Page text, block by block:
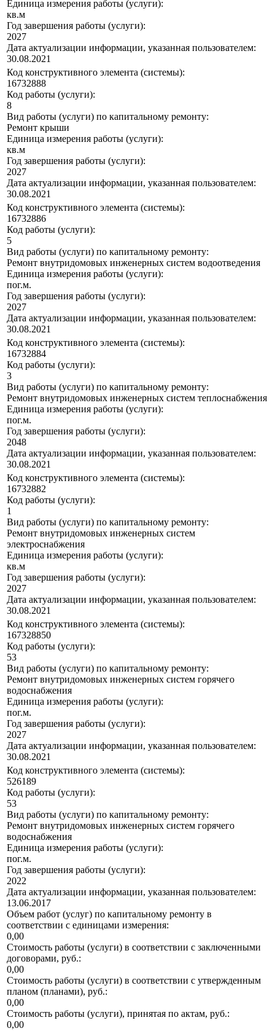
Единица измерения работы (услуги):
кв.м
Год завершения работы (услуги):
2027
Дата актуализации информации, указанная пользователем:
30.08.2021
Код конструктивного элемента (системы):
16732888
Код работы (услуги):
8
Вид работы (услуги) по капитальному ремонту:
Ремонт крыши
Единица измерения работы (услуги):
кв.м
Год завершения работы (услуги):
2027
Дата актуализации информации, указанная пользователем:
30.08.2021
Код конструктивного элемента (системы):
16732886
Код работы (услуги):
5
Вид работы (услуги) по капитальному ремонту:
Ремонт внутридомовых инженерных систем водоотведения
Единица измерения работы (услуги):
пог.м.
Год завершения работы (услуги):
2027
Дата актуализации информации, указанная пользователем:
30.08.2021
Код конструктивного элемента (системы):
16732884
Код работы (услуги):
3
Вид работы (услуги) по капитальному ремонту:
Ремонт внутридомовых инженерных систем теплоснабжения
Единица измерения работы (услуги):
пог.м.
Год завершения работы (услуги):
2048
Дата актуализации информации, указанная пользователем:
30.08.2021
Код конструктивного элемента (системы):
16732882
Код работы (услуги):
1
Вид работы (услуги) по капитальному ремонту:
Ремонт внутридомовых инженерных систем
электроснабжения
Единица измерения работы (услуги):
кв.м
Год завершения работы (услуги):
2027
Дата актуализации информации, указанная пользователем:
30.08.2021
Код конструктивного элемента (системы):
167328850
Код работы (услуги):
53
Вид работы (услуги) по капитальному ремонту:
Ремонт внутридомовых инженерных систем горячего
водоснабжения
Единица измерения работы (услуги):
пог.м.
Год завершения работы (услуги):
2027
Дата актуализации информации, указанная пользователем:
30.08.2021
Код конструктивного элемента (системы):
526189
Код работы (услуги):
53
Вид работы (услуги) по капитальному ремонту:
Ремонт внутридомовых инженерных систем горячего
водоснабжения
Единица измерения работы (услуги):
пог.м.
Год завершения работы (услуги):
2022
Дата актуализации информации, указанная пользователем:
13.06.2017
Объем работ (услуг) по капитальному ремонту в
соответствии с единицами измерения:
0,00
Стоимость работы (услуги) в соответствии с заключенными
договорами, руб.:
0,00
Стоимость работы (услуги) в соответствии с утвержденным
планом (планами), руб.:
0,00
Стоимость работы (услуги), принятая по актам, руб.:
0,00